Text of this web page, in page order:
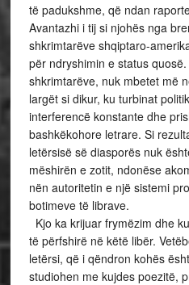
të padukshme, që ndan
Avantazhi i tij si njohës nga
shkrimtarëve shqiptaro-
për ndryshimin e status
shkrimtarëve, nuk mbetet më
largët si dikur, ku turbinat
interferencë konstante dhe
bashkëkohore letrare. Si
letërsisë së diasporës nuk
mëshirën e zotit, ndonëse
nën autoritetin e një sistemi
botimeve të librave.
Kjo ka krijuar frymëzim dhe
të përfshirë në këtë libër.
letërsi, që i qëndron kohës
studiohen me kujdes poezitë,